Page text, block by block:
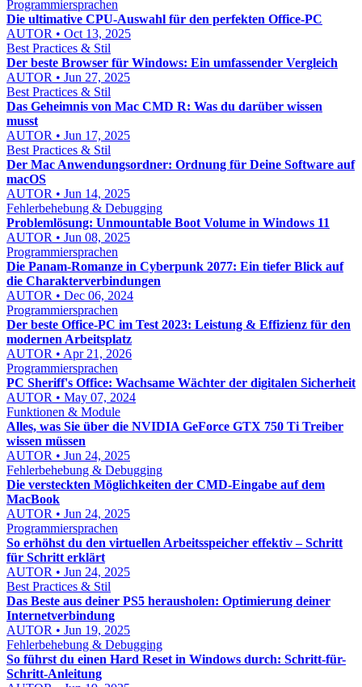
Programmiersprachen
Die ultimative CPU-Auswahl für den perfekten Office-PC
AUTOR • Oct 13, 2025
Best Practices & Stil
Der beste Browser für Windows: Ein umfassender Vergleich
AUTOR • Jun 27, 2025
Best Practices & Stil
Das Geheimnis von Mac CMD R: Was du darüber wissen
musst
AUTOR • Jun 17, 2025
Best Practices & Stil
Der Mac Anwendungsordner: Ordnung für Deine Software auf
macOS
AUTOR • Jun 14, 2025
Fehlerbehebung & Debugging
Problemlösung: Unmountable Boot Volume in Windows 11
AUTOR • Jun 08, 2025
Programmiersprachen
Die Panam-Romanze in Cyberpunk 2077: Ein tiefer Blick auf
die Charakterverbindungen
AUTOR • Dec 06, 2024
Programmiersprachen
Der beste Office-PC im Test 2023: Leistung & Effizienz für den
modernen Arbeitsplatz
AUTOR • Apr 21, 2026
Programmiersprachen
PC Sheriff's Office: Wachsame Wächter der digitalen Sicherheit
AUTOR • May 07, 2024
Funktionen & Module
Alles, was Sie über die NVIDIA GeForce GTX 750 Ti Treiber
wissen müssen
AUTOR • Jun 24, 2025
Fehlerbehebung & Debugging
Die versteckten Möglichkeiten der CMD-Eingabe auf dem
MacBook
AUTOR • Jun 24, 2025
Programmiersprachen
So erhöhst du den virtuellen Arbeitsspeicher effektiv – Schritt
für Schritt erklärt
AUTOR • Jun 24, 2025
Best Practices & Stil
Das Beste aus deiner PS5 herausholen: Optimierung deiner
Internetverbindung
AUTOR • Jun 19, 2025
Fehlerbehebung & Debugging
So führst du einen Hard Reset in Windows durch: Schritt-für-
Schritt-Anleitung